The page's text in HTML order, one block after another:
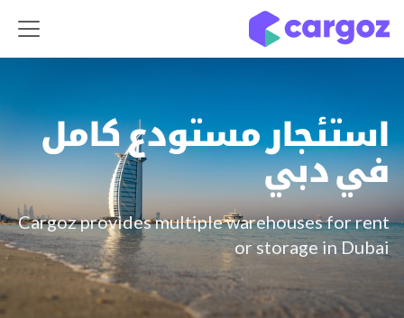
تخطي للذهاب إلى المحتوى
استئجار مستودع كامل
في دبي
Cargoz provides multiple warehouses for rent
or storage in Dubai